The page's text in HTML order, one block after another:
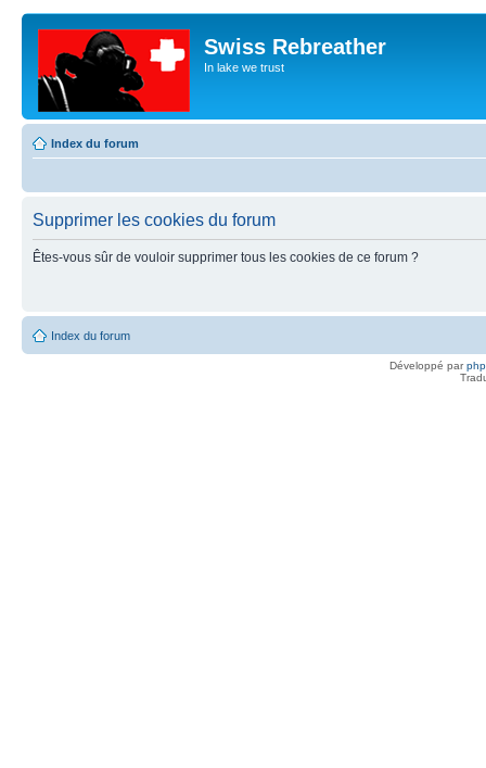
Swiss Rebreather
In lake we trust
Index du forum
Supprimer les cookies du forum
Êtes-vous sûr de vouloir supprimer tous les cookies de ce forum ?
Index du forum
Développé par